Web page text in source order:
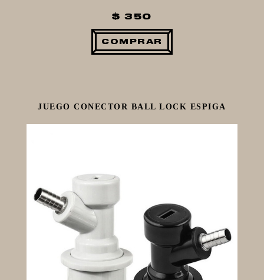
MERCHANDISING
$ 350
COMPRAR
JUEGO CONECTOR BALL LOCK ESPIGA